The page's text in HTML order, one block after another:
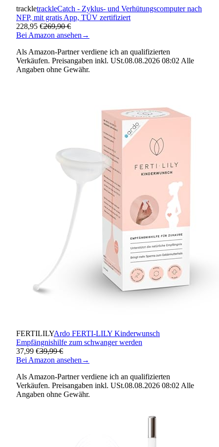
trackletrackleCatch - Zyklus- und Verhütungscomputer nach
NFP, mit gratis App, TÜV zertifiziert
228,95 €269,90 €
Bei Amazon ansehen →
Als Amazon-Partner verdiene ich an qualifizierten
Verkäufen. Preisangaben inkl. USt.08.08.2026 08:02 Alle
Angaben ohne Gewähr.
FERTILILYArdo FERTI-LILY Kinderwunsch
Empfängnishilfe zum schwanger werden
37,99 €39,99 €
Bei Amazon ansehen →
Als Amazon-Partner verdiene ich an qualifizierten
Verkäufen. Preisangaben inkl. USt.08.08.2026 08:02 Alle
Angaben ohne Gewähr.